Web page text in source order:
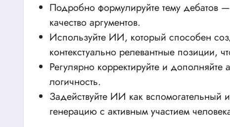
Подробно формулируйте тему дебатов
качество аргументов.
Используйте ИИ, который способен
контекстуально релевантные позиции,
Регулярно корректируйте и дополняйте
логичность.
Задействуйте ИИ как вспомогательный
генерацию с активным участием